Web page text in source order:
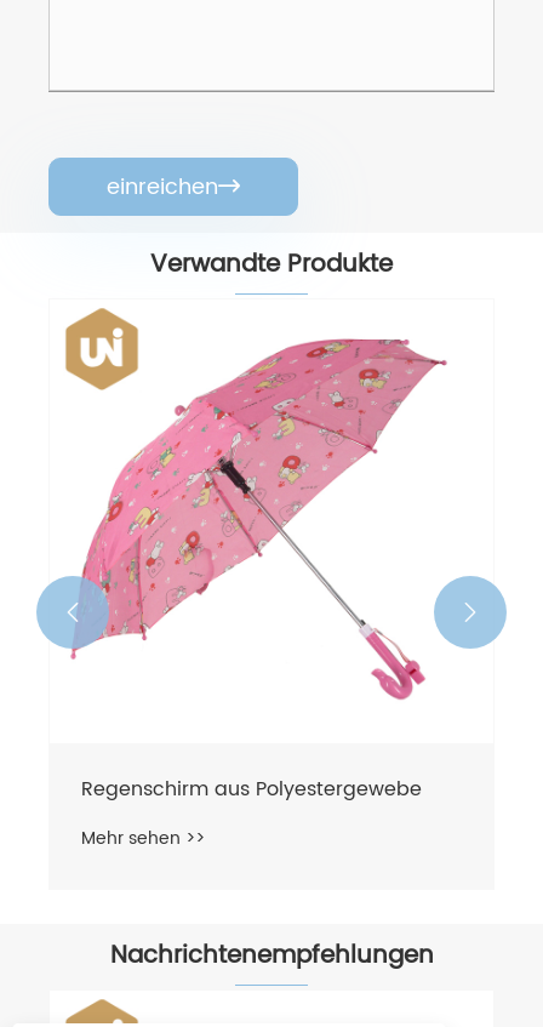
einreichen
Verwandte Produkte
Regenschirm aus Polyestergewebe
Mehr sehen >>
 
Nachrichtenempfehlungen